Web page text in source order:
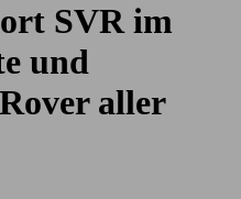
SVR im
und
aller